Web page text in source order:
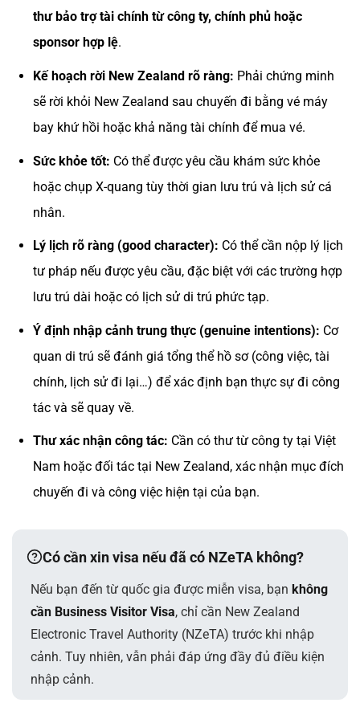
thư bảo trợ tài chính từ công ty, chính phủ hoặc
sponsor hợp lệ.
Kế hoạch rời New Zealand rõ ràng: Phải chứng minh
sẽ rời khỏi New Zealand sau chuyến đi bằng vé máy
bay khứ hồi hoặc khả năng tài chính để mua vé.
Sức khỏe tốt: Có thể được yêu cầu khám sức khỏe
hoặc chụp X-quang tùy thời gian lưu trú và lịch sử cá
nhân.
Lý lịch rõ ràng (good character): Có thể cần nộp lý lịch
tư pháp nếu được yêu cầu, đặc biệt với các trường hợp
lưu trú dài hoặc có lịch sử di trú phức tạp.
Ý định nhập cảnh trung thực (genuine intentions): Cơ
quan di trú sẽ đánh giá tổng thể hồ sơ (công việc, tài
chính, lịch sử đi lại…) để xác định bạn thực sự đi công
tác và sẽ quay về.
Thư xác nhận công tác: Cần có thư từ công ty tại Việt
Nam hoặc đối tác tại New Zealand, xác nhận mục đích
chuyến đi và công việc hiện tại của bạn.
Có cần xin visa nếu đã có NZeTA không?
Nếu bạn đến từ quốc gia được miễn visa, bạn không
cần Business Visitor Visa, chỉ cần New Zealand
Electronic Travel Authority (NZeTA) trước khi nhập
cảnh. Tuy nhiên, vẫn phải đáp ứng đầy đủ điều kiện
nhập cảnh.